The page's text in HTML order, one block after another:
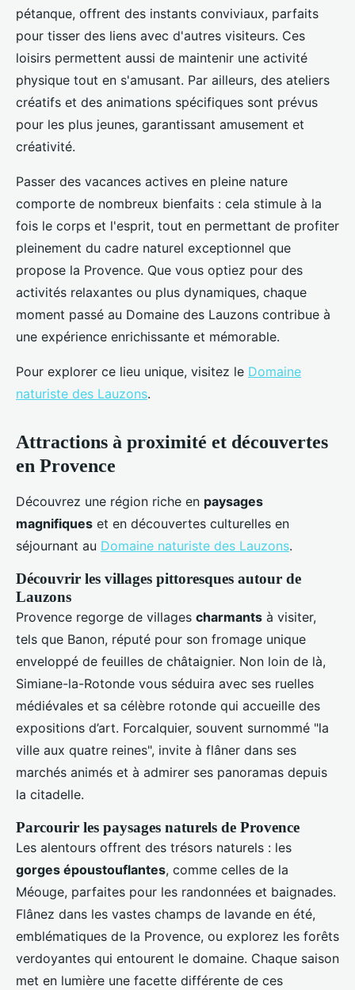
pétanque, offrent des instants conviviaux, parfaits
pour tisser des liens avec d'autres visiteurs. Ces
loisirs permettent aussi de maintenir une activité
physique tout en s'amusant. Par ailleurs, des ateliers
créatifs et des animations spécifiques sont prévus
pour les plus jeunes, garantissant amusement et
créativité.
Passer des vacances actives en pleine nature
comporte de nombreux bienfaits : cela stimule à la
fois le corps et l'esprit, tout en permettant de profiter
pleinement du cadre naturel exceptionnel que
propose la Provence. Que vous optiez pour des
activités relaxantes ou plus dynamiques, chaque
moment passé au Domaine des Lauzons contribue à
une expérience enrichissante et mémorable.
Pour explorer ce lieu unique, visitez le Domaine
naturiste des Lauzons.
Attractions à proximité et découvertes
en Provence
Découvrez une région riche en paysages
magnifiques et en découvertes culturelles en
séjournant au Domaine naturiste des Lauzons.
Découvrir les villages pittoresques autour de
Lauzons
Provence regorge de villages charmants à visiter,
tels que Banon, réputé pour son fromage unique
enveloppé de feuilles de châtaignier. Non loin de là,
Simiane-la-Rotonde vous séduira avec ses ruelles
médiévales et sa célèbre rotonde qui accueille des
expositions d’art. Forcalquier, souvent surnommé "la
ville aux quatre reines", invite à flâner dans ses
marchés animés et à admirer ses panoramas depuis
la citadelle.
Parcourir les paysages naturels de Provence
Les alentours offrent des trésors naturels : les
gorges époustouflantes, comme celles de la
Méouge, parfaites pour les randonnées et baignades.
Flânez dans les vastes champs de lavande en été,
emblématiques de la Provence, ou explorez les forêts
verdoyantes qui entourent le domaine. Chaque saison
met en lumière une facette différente de ces